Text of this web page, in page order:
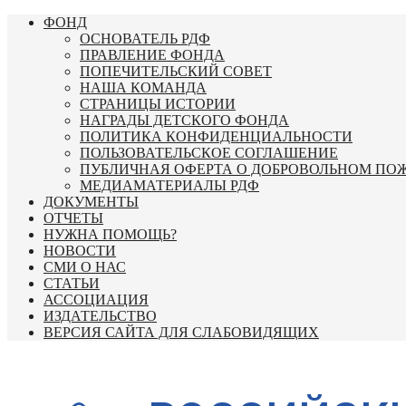
Перейти
содержимому
ФОНД
ОСНОВАТЕЛЬ РДФ
ПРАВЛЕНИЕ ФОНДА
ПОПЕЧИТЕЛЬСКИЙ СОВЕТ
НАША КОМАНДА
СТРАНИЦЫ ИСТОРИИ
НАГРАДЫ ДЕТСКОГО ФОНДА
ПОЛИТИКА КОНФИДЕНЦИАЛЬНОСТИ
ПОЛЬЗОВАТЕЛЬСКОЕ СОГЛАШЕНИЕ
ПУБЛИЧНАЯ ОФЕРТА О ДОБРОВОЛЬНОМ
МЕДИАМАТЕРИАЛЫ РДФ
ДОКУМЕНТЫ
ОТЧЕТЫ
НУЖНА ПОМОЩЬ?
НОВОСТИ
СМИ О НАС
СТАТЬИ
АССОЦИАЦИЯ
ИЗДАТЕЛЬСТВО
ВЕРСИЯ САЙТА ДЛЯ СЛАБОВИДЯЩИХ